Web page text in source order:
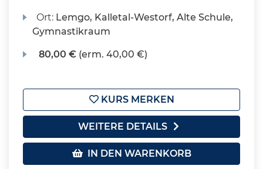
Ort: Lemgo, Kalletal-Westorf, Alte Schule,
Gymnastikraum
80,00 € (erm. 40,00 €)
KURS MERKEN
WEITERE DETAILS
IN DEN WARENKORB